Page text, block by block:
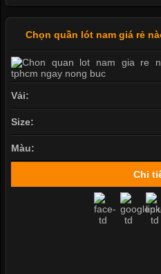
Chọn quần lót nam giá rẻ
Vải:
Size:
Màu:
Chi